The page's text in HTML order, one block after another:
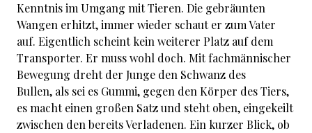
Kenntnis im Umgang mit Tieren. Die gebräunten
Wangen erhitzt, immer wieder schaut er zum Vater
auf. Eigentlich scheint kein weiterer Platz auf dem
Transporter. Er muss wohl doch. Mit fachmännischer
Bewegung dreht der Junge den Schwanz des
Bullen, als sei es Gummi, gegen den Körper des Tiers,
es macht einen großen Satz und steht oben, eingekeilt
zwischen den bereits Verladenen. Ein kurzer Blick, ob